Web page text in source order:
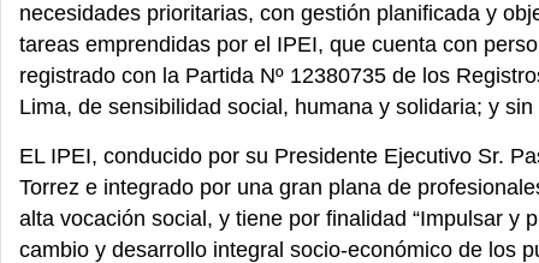
necesidades prioritarias, con gestión planificada y
tareas emprendidas por el IPEI, que cuenta con
registrado con la Partida Nº 12380735 de los
Lima, de sensibilidad social, humana y solidaria; y
EL IPEI, conducido por su Presidente Ejecutivo Sr.
Torrez e integrado por una gran plana de
alta vocación social, y tiene por finalidad “Impulsar y
cambio y desarrollo integral socio-económico de los